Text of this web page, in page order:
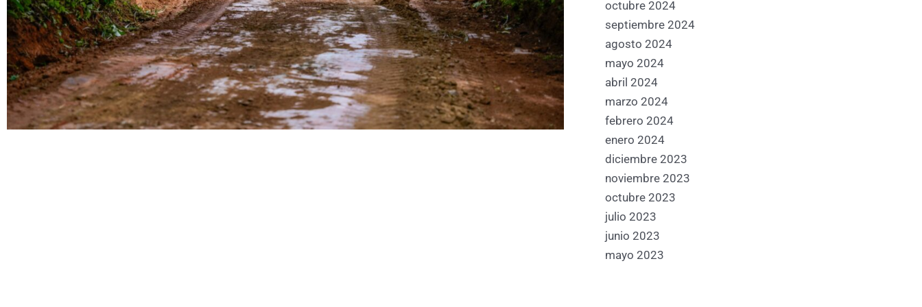
octubre 2024
septiembre 2024
agosto 2024
mayo 2024
abril 2024
marzo 2024
febrero 2024
enero 2024
diciembre 2023
noviembre 2023
octubre 2023
julio 2023
junio 2023
mayo 2023